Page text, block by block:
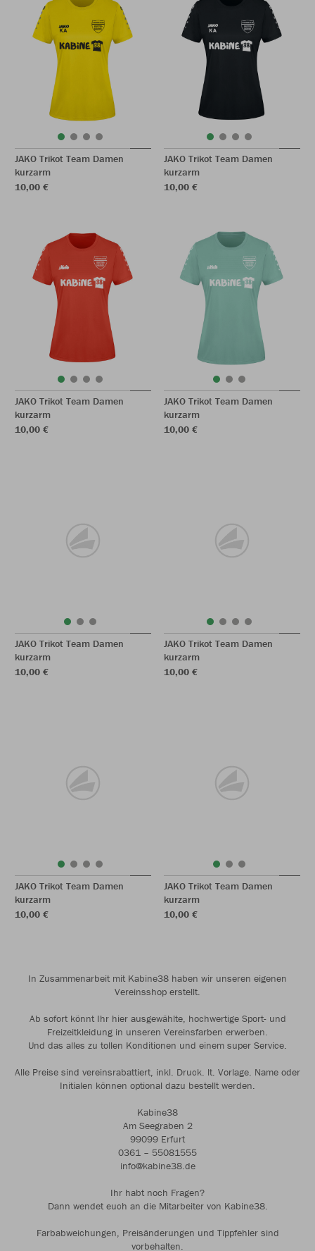
JAKO Trikot Team Damen
kurzarm
10,00 €
JAKO Trikot Team Damen
kurzarm
10,00 €
JAKO Trikot Team Damen
kurzarm
10,00 €
JAKO Trikot Team Damen
kurzarm
10,00 €
JAKO Trikot Team Damen
kurzarm
10,00 €
JAKO Trikot Team Damen
kurzarm
10,00 €
JAKO Trikot Team Damen
kurzarm
10,00 €
JAKO Trikot Team Damen
kurzarm
10,00 €
In Zusammenarbeit mit Kabine38 haben wir unseren eigenen
Vereinsshop erstellt.
Ab sofort könnt Ihr hier ausgewählte, hochwertige Sport- und
Freizeitkleidung in unseren Vereinsfarben erwerben.
Und das alles zu tollen Konditionen und einem super Service.
Alle Preise sind vereinsrabattiert, inkl. Druck. lt. Vorlage. Name oder
Initialen können optional dazu bestellt werden.
Kabine38
Am Seegraben 2
99099 Erfurt
0361 – 55081555
info@kabine38.de
Ihr habt noch Fragen?
Dann wendet euch an die Mitarbeiter von Kabine38.
Farbabweichungen, Preisänderungen und Tippfehler sind
vorbehalten.